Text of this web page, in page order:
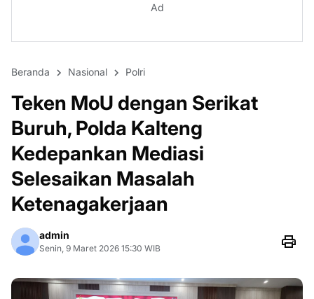
Ad
Beranda Nasional Polri
Teken MoU dengan Serikat
Buruh, Polda Kalteng
Kedepankan Mediasi
Selesaikan Masalah
Ketenagakerjaan
admin
Senin, 9 Maret 2026 15:30 WIB